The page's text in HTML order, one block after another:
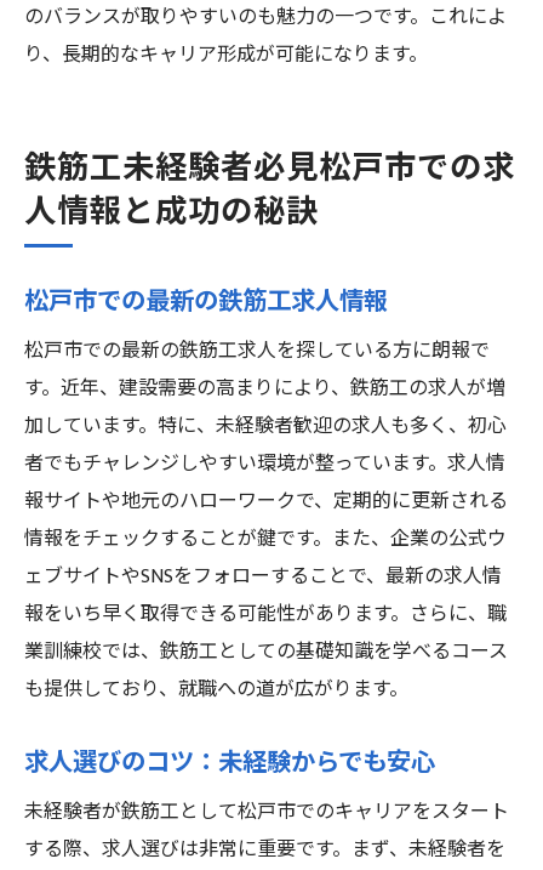
のバランスが取りやすいのも魅力の一つです。これによ
り、長期的なキャリア形成が可能になります。
鉄筋工未経験者必見松戸市での求
人情報と成功の秘訣
松戸市での最新の鉄筋工求人情報
松戸市での最新の鉄筋工求人を探している方に朗報で
す。近年、建設需要の高まりにより、鉄筋工の求人が増
加しています。特に、未経験者歓迎の求人も多く、初心
者でもチャレンジしやすい環境が整っています。求人情
報サイトや地元のハローワークで、定期的に更新される
情報をチェックすることが鍵です。また、企業の公式ウ
ェブサイトやSNSをフォローすることで、最新の求人情
報をいち早く取得できる可能性があります。さらに、職
業訓練校では、鉄筋工としての基礎知識を学べるコース
も提供しており、就職への道が広がります。
求人選びのコツ：未経験からでも安心
未経験者が鉄筋工として松戸市でのキャリアをスタート
する際、求人選びは非常に重要です。まず、未経験者を